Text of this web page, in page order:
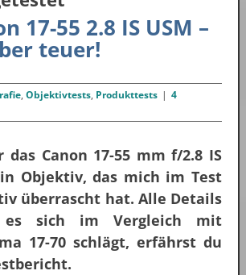
17-55 2.8 IS USM –
teuer!
, Objektivtests, Produkttests | 4
Canon 17-55 mm f/2.8 IS
Objektiv, das mich im Test
überrascht hat. Alle Details
sich im Vergleich mit
17-70 schlägt, erfährst du